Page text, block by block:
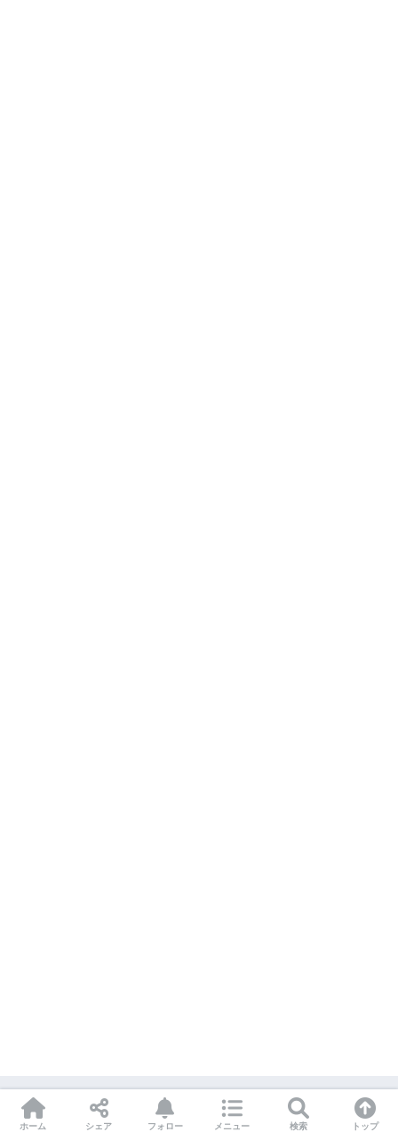
関連記事
ホーム シェア フォロー メニュー 検索 トップ